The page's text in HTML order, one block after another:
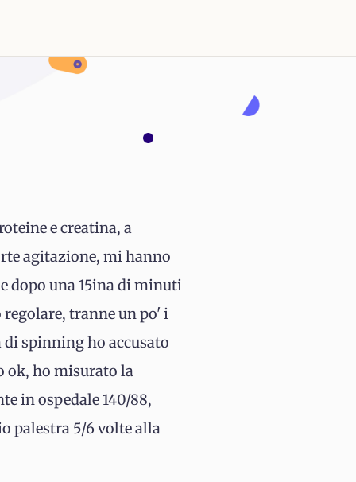
e creatina, a
agitazione, mi hanno
dopo una 15ina di minuti
tranne un po' i
spinning ho accusato
ok, ho misurato la
in ospedale 140/88,
palestra 5/6 volte alla